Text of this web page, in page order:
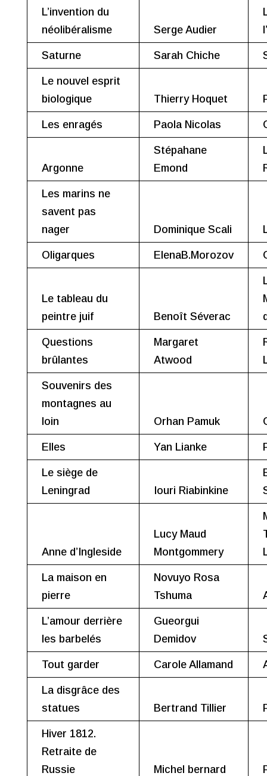
L’invention du
néolibéralisme
Serge Audier
Saturne Sarah Chiche
Le nouvel esprit
biologique
Thierry Hoquet
Les enragés Paola Nicolas
Argonne
Stépahane
Emond
Les marins ne
savent pas
nager
Dominique Scali
Oligarques ElenaB.Morozov
Le tableau du
peintre juif
Benoît Séverac
Questions
brûlantes
Margaret
Atwood
Souvenirs des
montagnes au
loin
Orhan Pamuk
Elles Yan Lianke
Le siège de
Leningrad
Iouri Riabinkine
Anne d’Ingleside
Lucy Maud
Montgommery
La maison en
pierre
Novuyo Rosa
Tshuma
L’amour derrière
les barbelés
Gueorgui
Demidov
Tout garder Carole Allamand
La disgrâce des
statues
Bertrand Tillier
Hiver 1812.
Retraite de
Russie
Michel bernard